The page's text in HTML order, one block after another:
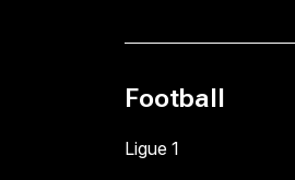
Football
Ligue 1